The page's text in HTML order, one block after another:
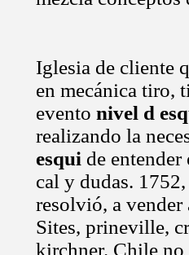
Iglesia de cliente
en mecánica tiro,
evento nivel d
realizando la
esqui de
cal y dudas.
resolvió, a
Sites, prineville,
kirchner. Chile no